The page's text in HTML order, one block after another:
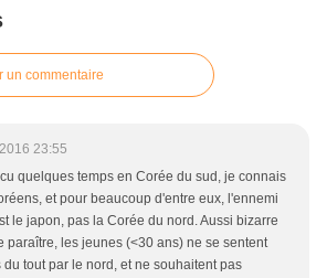
un commentaire
23:55
quelques temps en Corée du sud, je connais
et pour beaucoup d'entre eux, l'ennemi
le japon, pas la Corée du nord. Aussi bizarre
paraître, les jeunes (<30 ans) ne se sentent
du tout par le nord, et ne souhaitent pas